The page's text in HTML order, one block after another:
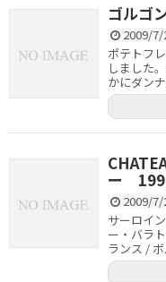
ゴルゴ
2009/7/
ポテトフ
しました
かにダン
ー
2009/7/
サーロイ
ー・バラ
ランス /